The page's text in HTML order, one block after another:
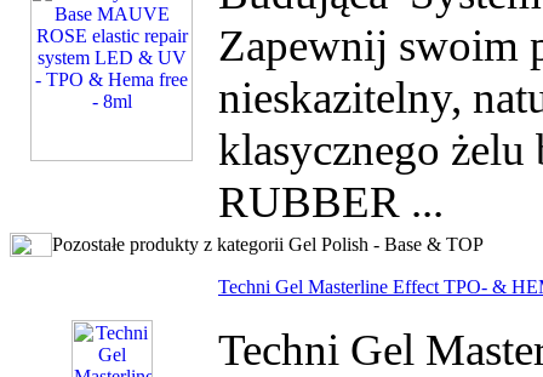
Zapewnij swoim
nieskazitelny,
klasycznego
RUBBER ...
Pozostałe produkty z kategorii Gel Polish - Base & TOP
Techni Gel Masterline Effect TPO- &
Techni Gel